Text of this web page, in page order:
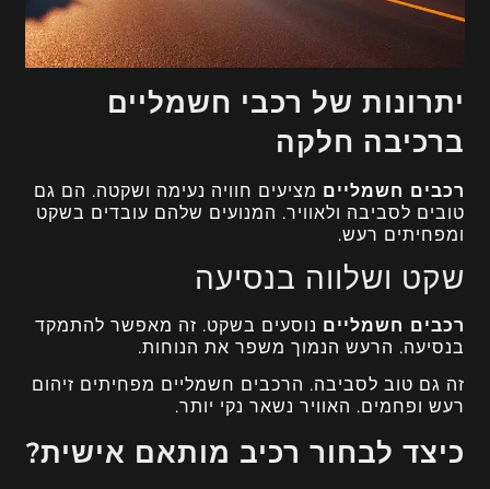
יתרונות של רכבי חשמליים
ברכיבה חלקה
רכבים חשמליים מציעים חוויה נעימה ושקטה. הם גם
טובים לסביבה ולאוויר. המנועים שלהם עובדים בשקט
ומפחיתים רעש.
שקט ושלווה בנסיעה
רכבים חשמליים נוסעים בשקט. זה מאפשר להתמקד
בנסיעה. הרעש הנמוך משפר את הנוחות.
זה גם טוב לסביבה. הרכבים חשמליים מפחיתים זיהום
רעש ופחמים. האוויר נשאר נקי יותר.
כיצד לבחור רכיב מותאם אישית?